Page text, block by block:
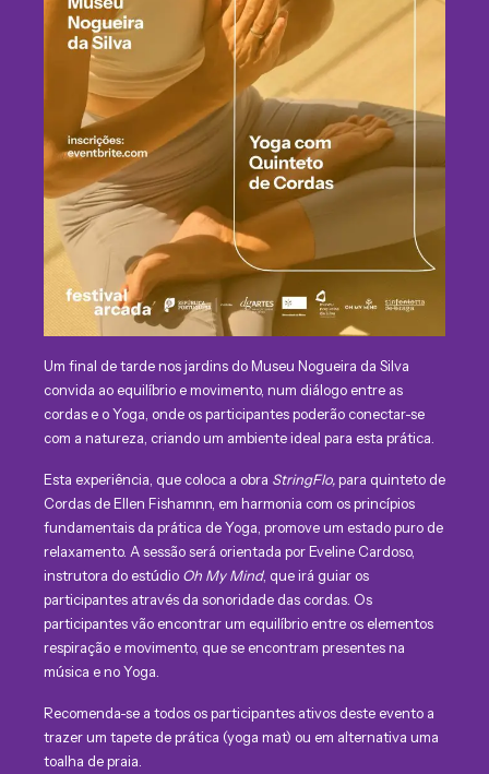
Um final de tarde nos jardins do Museu Nogueira da Silva
convida ao equilíbrio e movimento, num diálogo entre as
cordas e o Yoga, onde os participantes poderão conectar-se
com a natureza, criando um ambiente ideal para esta prática.
Esta experiência, que coloca a obra StringFlo,para quinteto de
Cordas de Ellen Fishamnn, em harmonia com os princípios
fundamentais da prática de Yoga, promove um estado puro de
relaxamento. A sessão será orientada por Eveline Cardoso,
instrutora do estúdio Oh My Mind, que irá guiar os
participantes através da sonoridade das cordas. Os
participantes vão encontrar um equilíbrio entre os elementos
respiração e movimento, que se encontram presentes na
música e no Yoga.
Recomenda-se a todos os participantes ativos deste evento a
trazer um tapete de prática (yoga mat) ou em alternativa uma
toalha de praia.